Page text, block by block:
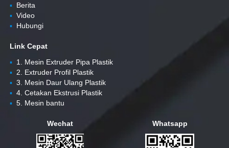
▪Berita
▪Video
▪Hubungi
Link Cepat
▪1. Mesin Extruder Pipa Plastik
▪2. Extruder Profil Plastik
▪3. Mesin Daur Ulang Plastik
▪4. Cetakan Ekstrusi Plastik
▪5. Mesin bantu
Wechat Whatsapp